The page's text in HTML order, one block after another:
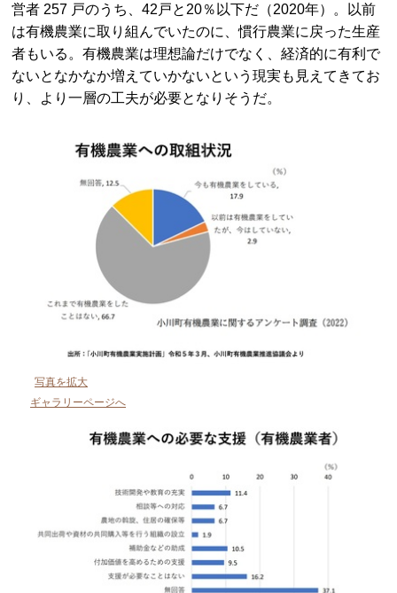
営者 257 戸のうち、42戸と20％以下だ（2020年）。以前
は有機農業に取り組んでいたのに、慣行農業に戻った生産
者もいる。有機農業は理想論だけでなく、経済的に有利で
ないとなかなか増えていかないという現実も見えてきてお
り、より一層の工夫が必要となりそうだ。
写真を拡大
ギャラリーページへ